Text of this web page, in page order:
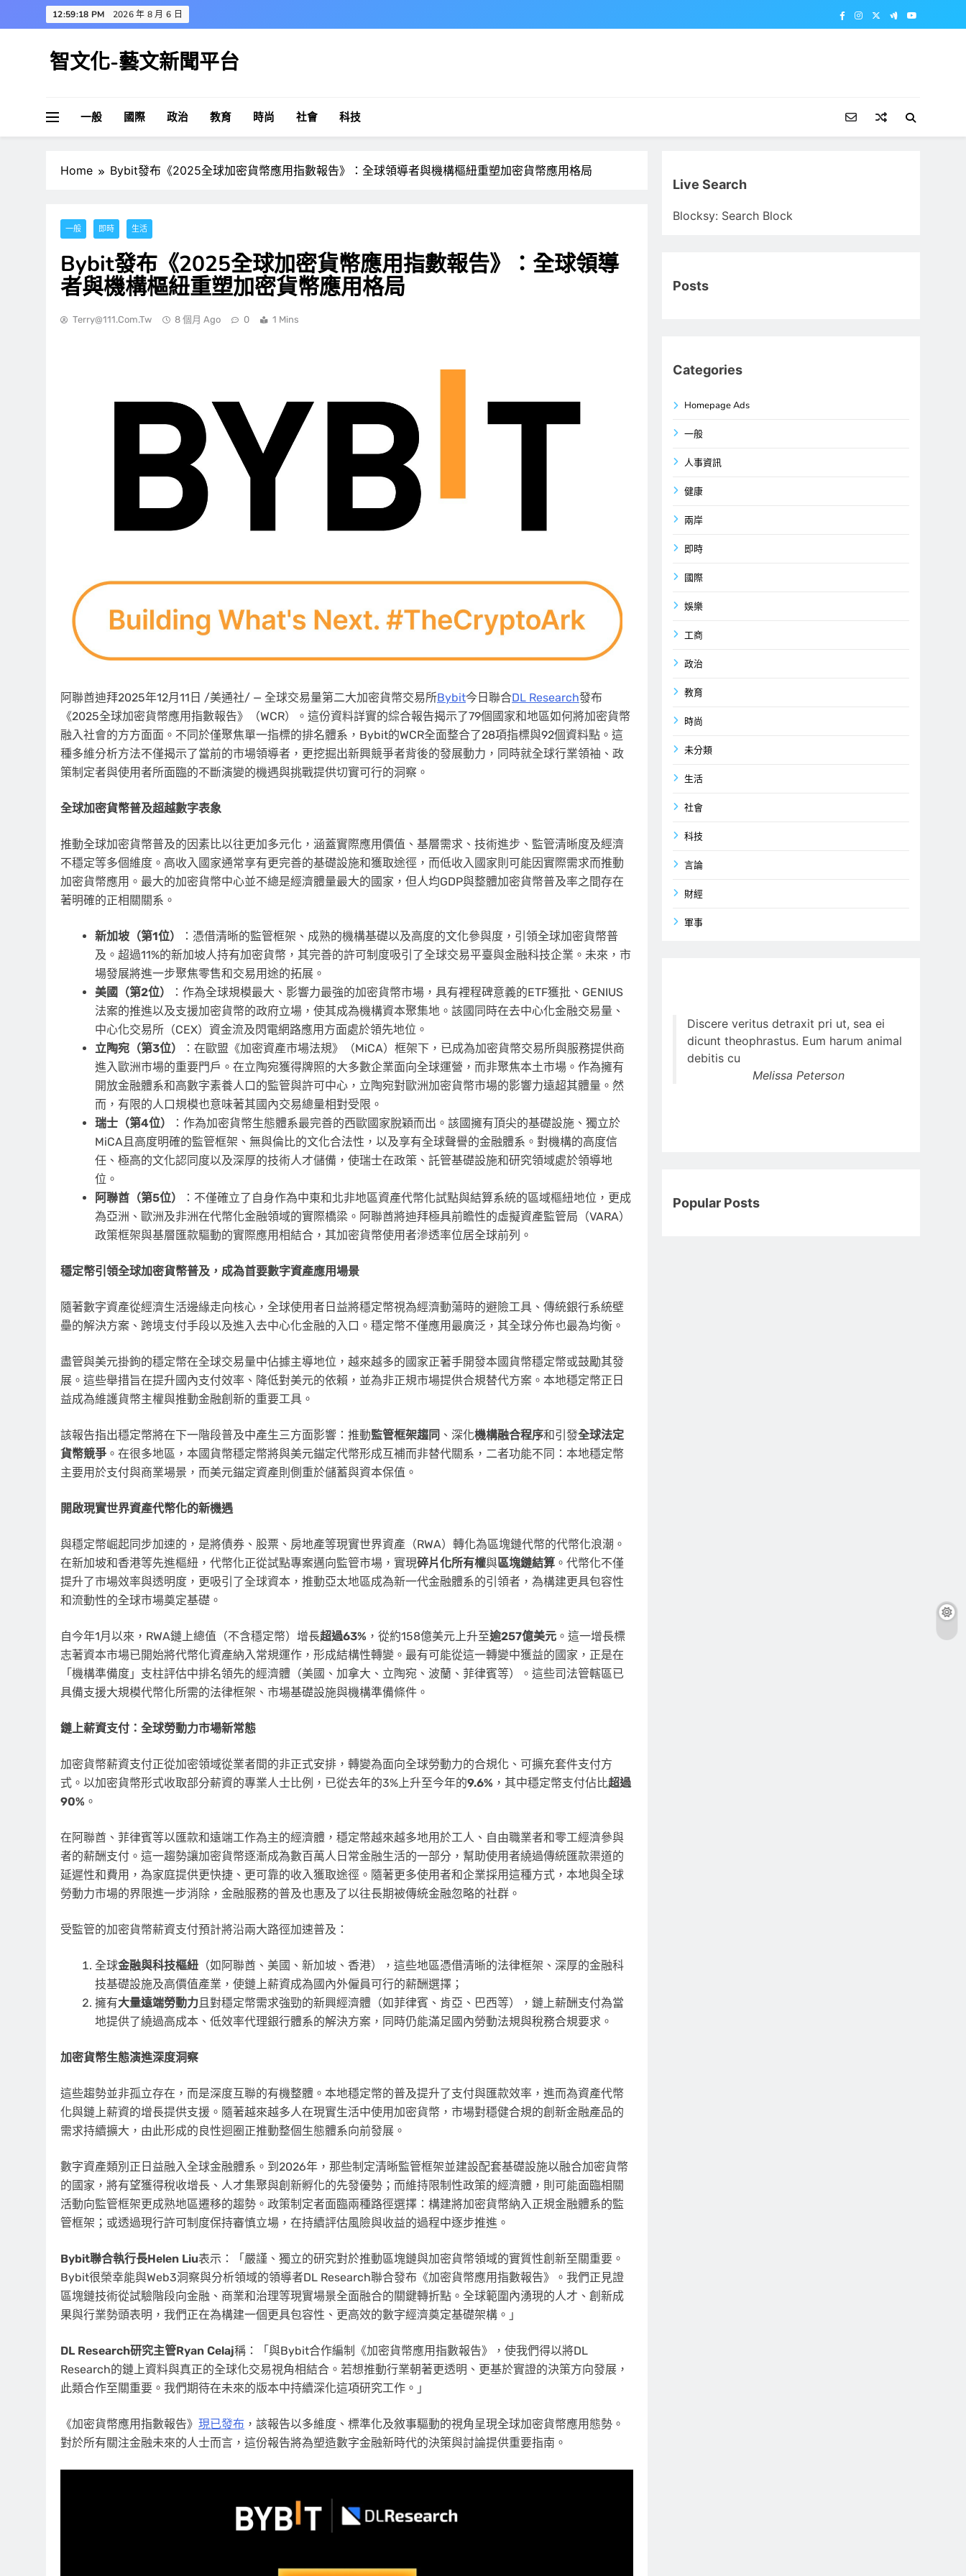
to
12:59:19 PM 2026 年 8 月 6 日
智文化-藝文新聞平台
一般 國際 政治 教育 時尚 社會 科技
Home Bybit發布《2025全球加密貨幣應用指數報告》：全球領導者與機構樞紐重塑加密貨幣應用格局
一般 即時 生活
Bybit發布《2025全球加密貨幣應用指數報告》：全球領導
者與機構樞紐重塑加密貨幣應用格局
Terry@111.com.tw 8 個月 Ago 0 1 Mins
阿聯酋迪拜2025年12月11日 /美通社/ — 全球交易量第二大加密貨幣交易所Bybit今日聯合DL Research發布
《2025全球加密貨幣應用指數報告》（WCR）。這份資料詳實的綜合報告揭示了79個國家和地區如何將加密貨幣
融入社會的方方面面。不同於僅聚焦單一指標的排名體系，Bybit的WCR全面整合了28項指標與92個資料點。這
種多維分析方法不僅揭示了當前的市場領導者，更挖掘出新興競爭者背後的發展動力，同時就全球行業領袖、政
策制定者與使用者所面臨的不斷演變的機遇與挑戰提供切實可行的洞察。
全球加密貨幣普及超越數字表象
推動全球加密貨幣普及的因素比以往更加多元化，涵蓋實際應用價值、基層需求、技術進步、監管清晰度及經濟
不穩定等多個維度。高收入國家通常享有更完善的基礎設施和獲取途徑，而低收入國家則可能因實際需求而推動
加密貨幣應用。最大的加密貨幣中心並不總是經濟體量最大的國家，但人均GDP與整體加密貨幣普及率之間存在
著明確的正相關關系。
新加坡（第1位）
：憑借清晰的監管框架、成熟的機構基礎以及高度的文化參與度，引領全球加密貨幣普
及。超過11%的新加坡人持有加密貨幣，其完善的許可制度吸引了全球交易平臺與金融科技企業。未來，市
場發展將進一步聚焦零售和交易用途的拓展。
美國（第2位）
：作為全球規模最大、影響力最強的加密貨幣市場，具有裡程碑意義的ETF獲批、GENIUS
法案的推進以及支援加密貨幣的政府立場，使其成為機構資本聚集地。該國同時在去中心化金融交易量、
中心化交易所（CEX）資金流及閃電網路應用方面處於領先地位。
立陶宛（第3位）
：在歐盟《加密資產市場法規》（MiCA）框架下，已成為加密貨幣交易所與服務提供商
進入歐洲市場的重要門戶。在立陶宛獲得牌照的大多數企業面向全球運營，而非聚焦本土市場。作為擁有
開放金融體系和高數字素養人口的監管與許可中心，立陶宛對歐洲加密貨幣市場的影響力遠超其體量。然
而，有限的人口規模也意味著其國內交易總量相對受限。
瑞士（第4位）
：作為加密貨幣生態體系最完善的西歐國家脫穎而出。該國擁有頂尖的基礎設施、獨立於
MiCA且高度明確的監管框架、無與倫比的文化合法性，以及享有全球聲譽的金融體系。對機構的高度信
任、極高的文化認同度以及深厚的技術人才儲備，使瑞士在政策、託管基礎設施和研究領域處於領導地
位。
阿聯酋（第5位）
：不僅確立了自身作為中東和北非地區資產代幣化試點與結算系統的區域樞紐地位，更成
為亞洲、歐洲及非洲在代幣化金融領域的實際橋梁。阿聯酋將迪拜極具前瞻性的虛擬資產監管局（VARA）
政策框架與基層匯款驅動的實際應用相結合，其加密貨幣使用者滲透率位居全球前列。
穩定幣引領全球加密貨幣普及，成為首要數字資產應用場景
隨著數字資產從經濟生活邊緣走向核心，全球使用者日益將穩定幣視為經濟動蕩時的避險工具、傳統銀行系統壁
壘的解決方案、跨境支付手段以及進入去中心化金融的入口。穩定幣不僅應用最廣泛，其全球分佈也最為均衡。
盡管與美元掛鉤的穩定幣在全球交易量中佔據主導地位，越來越多的國家正著手開發本國貨幣穩定幣或鼓勵其發
展。這些舉措旨在提升國內支付效率、降低對美元的依賴，並為非正規市場提供合規替代方案。本地穩定幣正日
益成為維護貨幣主權與推動金融創新的重要工具。
該報告指出穩定幣將在下一階段普及中產生三方面影響：推動監管框架趨同 、深化機構融合程序和引發全球法定
貨幣競爭 。在很多地區， 本國貨幣穩定幣將與美元錨定代幣形成互補而非替代關系，二者功能不同：本地穩定幣
主要用於支付與商業場景，而美元錨定資產則側重於儲蓄與資本保值。
開啟現實世界資產代幣化的新機遇
與穩定幣崛起同步加速的，是將債券、股票、房地產等現實世界資產（RWA）轉化為區塊鏈代幣的代幣化浪潮。
在新加坡和香港等先進樞紐，代幣化正從試點專案邁向監管市場，實現碎片化所有權與區塊鏈結算 。代幣化不僅
提升了市場效率與透明度，更吸引了全球資本，推動亞太地區成為新一代金融體系的引領者，為構建更具包容性
和流動性的全球市場奠定基礎。
自今年1月以來，RWA鏈上總值（不含穩定幣）增長超過63% ，從約158億美元上升至逾257億美元 。這一增長標
志著資本市場已開始將代幣化資產納入常規運作，形成結構性轉變。最有可能從這一轉變中獲益的國家，正是在
「機構準備度」支柱評估中排名領先的經濟體（美國、加拿大、立陶宛、波蘭、菲律賓等）。這些司法管轄區已
具備支援大規模代幣化所需的法律框架、市場基礎設施與機構準備條件。
鏈上薪資支付：全球勞動力市場新常態
加密貨幣薪資支付正從加密領域從業者間的非正式安排，轉變為面向全球勞動力的合規化、可擴充套件支付方
式。以加密貨幣形式收取部分薪資的專業人士比例，已從去年的3%上升至今年的9.6% ，其中穩定幣支付佔比超過
90% 。
在阿聯酋、菲律賓等以匯款和遠端工作為主的經濟體，穩定幣越來越多地用於工人、自由職業者和零工經濟參與
者的薪酬支付。這一趨勢讓加密貨幣逐漸成為數百萬人日常金融生活的一部分，幫助使用者繞過傳統匯款渠道的
延遲性和費用，為家庭提供更快捷、更可靠的收入獲取途徑。隨著更多使用者和企業採用這種方式，本地與全球
勞動力市場的界限進一步消除，金融服務的普及也惠及了以往長期被傳統金融忽略的社群。
受監管的加密貨幣薪資支付預計將沿兩大路徑加速普及：
全球金融與科技樞紐 （如阿聯酋、美國、新加坡、香港），這些地區憑借清晰的法律框架、深厚的金融科
技基礎設施及高價值產業，使鏈上薪資成為國內外僱員可行的薪酬選擇；
擁有大量遠端勞動力且對穩定幣需求強勁的新興經濟體（如菲律賓、肯亞、巴西等），鏈上薪酬支付為當
地提供了繞過高成本、低效率代理銀行體系的解決方案，同時仍能滿足國內勞動法規與稅務合規要求。
加密貨幣生態演進深度洞察
這些趨勢並非孤立存在，而是深度互聯的有機整體。本地穩定幣的普及提升了支付與匯款效率，進而為資產代幣
化與鏈上薪資的增長提供支援。隨著越來越多人在現實生活中使用加密貨幣，市場對穩健合規的創新金融產品的
需求持續擴大，由此形成的良性迴圈正推動整個生態體系向前發展。
數字資產類別正日益融入全球金融體系。到2026年，那些制定清晰監管框架並建設配套基礎設施以融合加密貨幣
的國家，將有望獲得稅收增長、人才集聚與創新孵化的先發優勢；而維持限制性政策的經濟體，則可能面臨相關
活動向監管框架更成熟地區遷移的趨勢。政策制定者面臨兩種路徑選擇：構建將加密貨幣納入正規金融體系的監
管框架；或透過現行許可制度保持審慎立場，在持續評估風險與收益的過程中逐步推進。
Bybit聯合執行長Helen Liu表示：「嚴謹、獨立的研究對於推動區塊鏈與加密貨幣領域的實質性創新至關重要。
Bybit很榮幸能與Web3洞察與分析領域的領導者DL Research聯合發布 《加密貨幣應用指數報告》
。我們正見證
區塊鏈技術從試驗階段向金融、商業和治理等現實場景全面融合的關鍵轉折點。全球範圍內湧現的人才、創新成
果與行業勢頭表明，我們正在為構建一個更具包容性、更高效的數字經濟奠定基礎架構。」
DL Research研究主管Ryan Celaj稱：「與Bybit合作編制 《加密貨幣應用指數報告》
，使我們得以將DL
Research的鏈上資料與真正的全球化交易視角相結合。若想推動行業朝著更透明、更基於實證的決策方向發展，
此類合作至關重要。我們期待在未來的版本中持續深化這項研究工作。」
《加密貨幣應用指數報告》 現已發布 ，該報告以多維度、標準化及敘事驅動的視角呈現全球加密貨幣應用態勢。
對於所有關注金融未來的人士而言，這份報告將為塑造數字金融新時代的決策與討論提供重要指南。
Live Search
Blocksy: Search Block
Posts
Categories
Homepage Ads
一般
人事資訊
健康
兩岸
即時
國際
娛樂
工商
政治
教育
時尚
未分類
生活
社會
科技
言論
財經
軍事
Discere veritus detraxit pri ut, sea ei
dicunt theophrastus. Eum harum animal
debitis cu
Melissa Peterson
Popular Posts